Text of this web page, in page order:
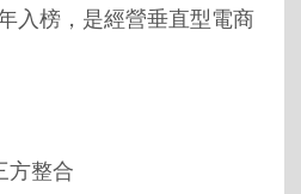
入榜，是經營垂直型電商
方整合